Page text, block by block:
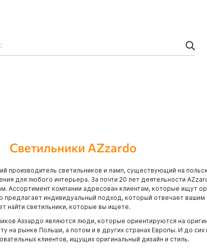
Светильники AZzardo
производитель светильников и ламп, существующий на
для любого интерьера. За почти 20 лет деятельности
Ассортимент компании адресован клиентам, которые ищут
предлагает индивидуальный подход, который отвечает
найти светильники, которые вы ищете.
Аззардо являются люди, которые ориентируются на
на рынке Польши, а потом и в других странах Европы. И до
клиентов, ищущих оригинальный дизайн и стиль.